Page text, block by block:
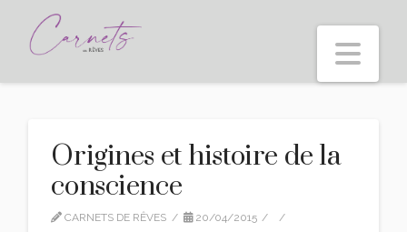
Origines et histoire de la
conscience
CARNETS DE RÊVES
20/04/2015